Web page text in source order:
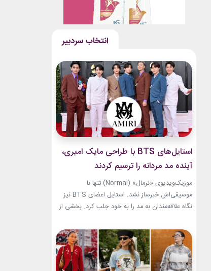
استایل‌های BTS با طراحی مایک امیری،
آینده مد مردانه را ترسیم کردند
موزیک‌ویدیوی «نرمال» (Normal) تنها با
موسیقی‌اش خبرساز نشد. استایل اعضای BTS نیز
نگاه علاقه‌مندان به مد را به خود جلب کرد. بخشی از
به طراح آمریکاییِ ایرانی‌تبار، مایک امیری، انتخاب
شده بود. جسارت در استایل‌های امیری BTS همان
ویژگی مشترکی است که در تمام این اوت‌فیت‌ها
دیده...